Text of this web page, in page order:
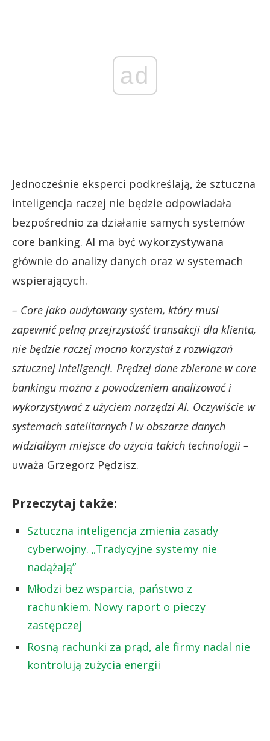
ad
Jednocześnie eksperci podkreślają, że sztuczna
inteligencja raczej nie będzie odpowiadała
bezpośrednio za działanie samych systemów
core banking. AI ma być wykorzystywana
głównie do analizy danych oraz w systemach
wspierających.
– Core jako audytowany system, który musi
zapewnić pełną przejrzystość transakcji dla klienta,
nie będzie raczej mocno korzystał z rozwiązań
sztucznej inteligencji. Prędzej dane zbierane w core
bankingu można z powodzeniem analizować i
wykorzystywać z użyciem narzędzi AI. Oczywiście w
systemach satelitarnych i w obszarze danych
widziałbym miejsce do użycia takich technologii –
uważa Grzegorz Pędzisz.
Przeczytaj także:
Sztuczna inteligencja zmienia zasady
cyberwojny. „Tradycyjne systemy nie
nadążają”
Młodzi bez wsparcia, państwo z
rachunkiem. Nowy raport o pieczy
zastępczej
Rosną rachunki za prąd, ale firmy nadal nie
kontrolują zużycia energii